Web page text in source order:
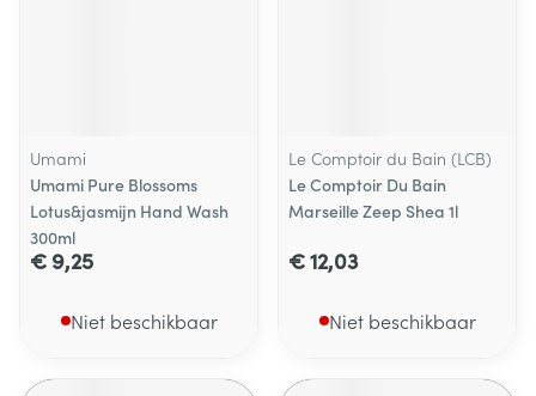
Umami
Umami Pure Blossoms
Lotus&jasmijn Hand Wash
300ml
€ 9,25
Niet beschikbaar
Le Comptoir du Bain (LCB)
Le Comptoir Du Bain
Marseille Zeep Shea 1l
€ 12,03
Niet beschikbaar